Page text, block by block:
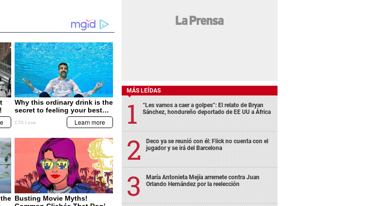
MÁS LEÍDAS
“Les vamos a caer a golpes”: El relato de Bryan
Sánchez, hondureño deportado de EE UU a África
Deco ya se reunió con él: Flick no cuenta con el
jugador y se irá del Barcelona
María Antonieta Mejía arremete contra Juan
Orlando Hernández por la reelección